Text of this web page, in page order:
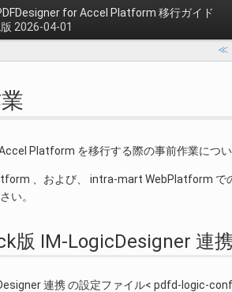
for Accel Platform 移行ガイド
2026-04-01
≪
Platform を移行する際の事前作業につ
、および、 intra-mart WebPlatform で
い。
版 IM-LogicDesigner 連
連携 の設定ファイル< pdfd-logic-